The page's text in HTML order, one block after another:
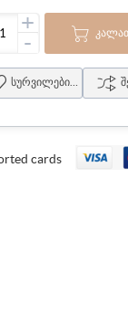
+
-
სურვილების სია
cards